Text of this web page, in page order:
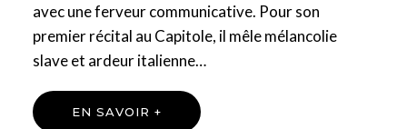
avec une ferveur communicative. Pour son
premier récital au Capitole, il mêle mélancolie
slave et ardeur italienne…
EN SAVOIR +